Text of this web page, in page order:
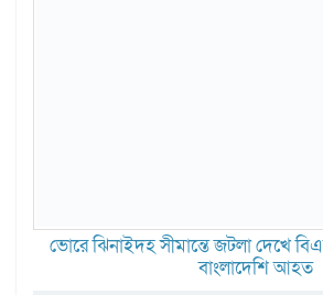
ভোরে ঝিনাইদহ সীমান্তে জটলা দেখে
বাংলাদেশি আহত